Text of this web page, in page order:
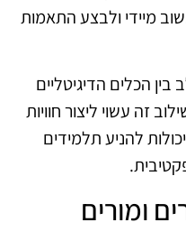
מיידי ולבצע התאמות
הכלים הדיגיטליים
זה עשוי ליצור חוויות
להניע תלמידים
ומורים